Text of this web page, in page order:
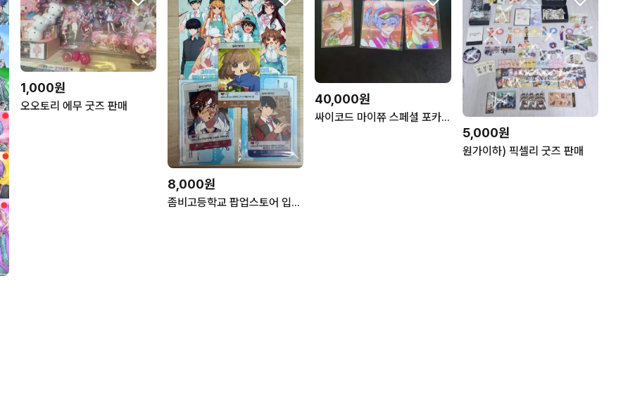
1,000원
오오토리 에무 굿즈 판매
8,000원
좀비고등학교 팝업스토어 입장 포카 5만원 특전 준호 예슬 동진 유리 나래 동석 현지 준형 A B
40,000원
싸이코드 마이쮸 스페셜 포카 제시받아요 하루토 연이 루이쨘
5,000원
원가이하) 픽셀리 굿즈 판매